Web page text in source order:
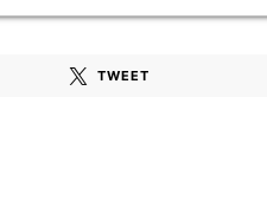
TWEET